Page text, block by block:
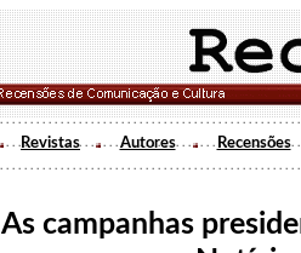
Revistas Autores Recensões
As campanhas